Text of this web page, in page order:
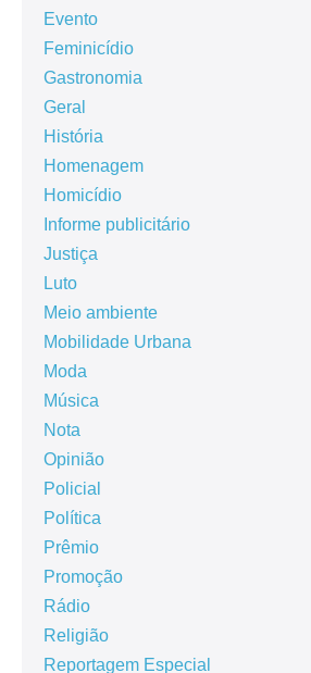
Evento
Feminicídio
Gastronomia
Geral
História
Homenagem
Homicídio
Informe publicitário
Justiça
Luto
Meio ambiente
Mobilidade Urbana
Moda
Música
Nota
Opinião
Policial
Política
Prêmio
Promoção
Rádio
Religião
Reportagem Especial